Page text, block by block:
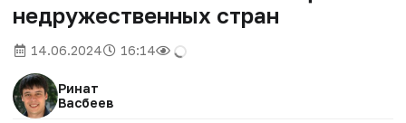
недружественных стран
14.06.2024 16:14
Ринат
Васбеев